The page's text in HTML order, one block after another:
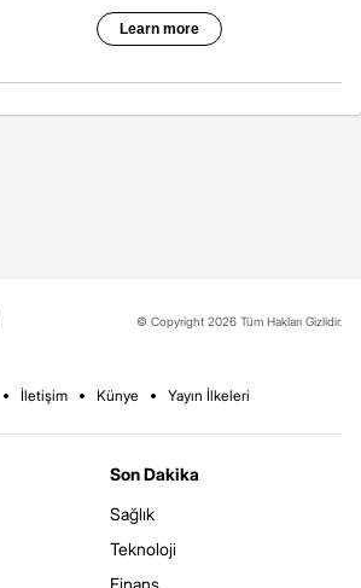
© Copyright 2026 Tüm Hakları Gizlidir.
İletişim Künye Yayın İlkeleri
Son Dakika
Sağlık
Teknoloji